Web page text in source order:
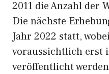
2011 die Anzahl der
Die nächste
Jahr 2022 statt,
voraussichtlich erst
veröffentlicht